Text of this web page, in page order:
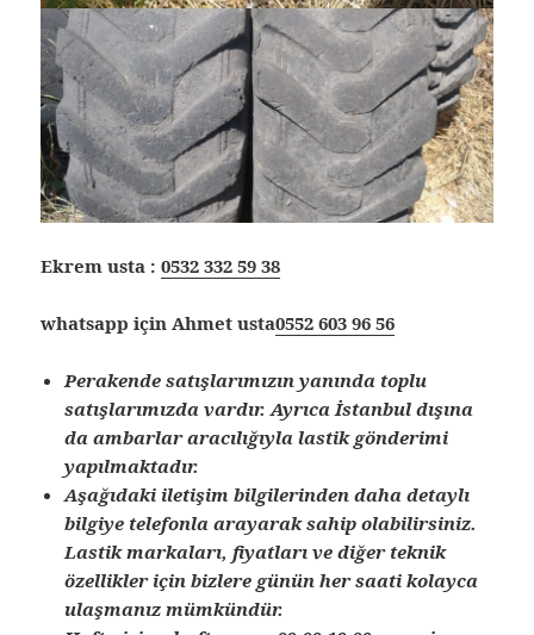
Ekrem usta :0532 332 59 38
whatsapp için Ahmet usta0552 603 96 56
Perakende satışlarımızın yanında toplu
satışlarımızda vardır. Ayrıca İstanbul dışına
da ambarlar aracılığıyla lastik gönderimi
yapılmaktadır.
Aşağıdaki iletişim bilgilerinden daha detaylı
bilgiye telefonla arayarak sahip olabilirsiniz.
Lastik markaları, fiyatları ve diğer teknik
özellikler için bizlere günün her saati kolayca
ulaşmanız mümkündür.